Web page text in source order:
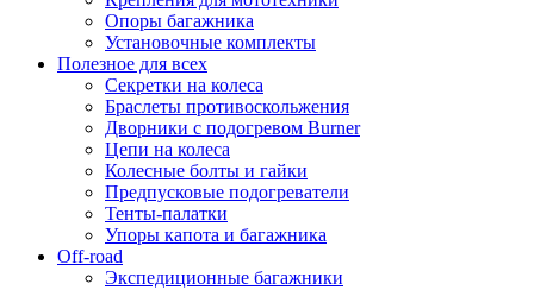
Опоры багажника
Установочные комплекты
Полезное для всех
Секретки на колеса
Браслеты противоскольжения
Дворники с подогревом Burner
Цепи на колеса
Колесные болты и гайки
Предпусковые подогреватели
Тенты-палатки
Упоры капота и багажника
Off-road
Экспедиционные багажники